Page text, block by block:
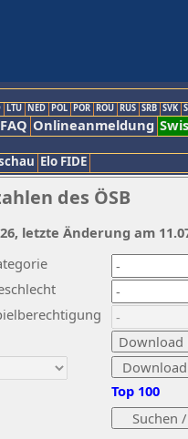
LTU NED POL POR ROU RUS SRB SVK
FAQ Onlineanmeldung
Elo FIDE
des ÖSB
Top 100
letzte Änderung am